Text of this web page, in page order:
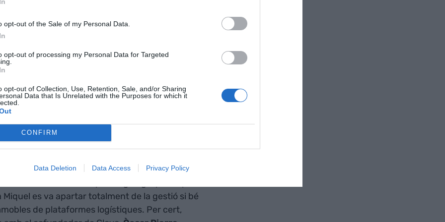
opt-out of the Sale of my Personal Data.
opt-out of processing my Personal Data for Targeted
opt-out of Collection, Use, Retention, Sale, and/or Sharing
Data that Is Unrelated with the Purposes for which it
CONFIRM
Data Deletion Data Access Privacy Policy
en set
a
a Miquel Alimentació. La família Miquel,
, que va morir el 3 de gener de 2022 a l’edat de
a l’asiàtica Bright Food, amb seu central a
Food la va tornar a vendre a la suïssa Gourmet
suïssa Coop, el segon grup europeu
es va apartar totalment de la gestió si bé
de plataformes logístiques. Per cert,